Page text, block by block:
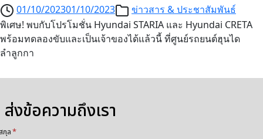
01/10/202301/10/2023
ข่าวสาร & ประชาสัมพันธ์
พิเศษ! พบกับโปรโมชั่น Hyundai STARIA และ Hyundai CRETA
พร้อมทดลองขับและเป็นเจ้าของได้แล้วนี้ ที่ศูนย์รถยนต์ฮุนได
ลำลูกกา
ส่งข้อความถึงเรา
กุล*